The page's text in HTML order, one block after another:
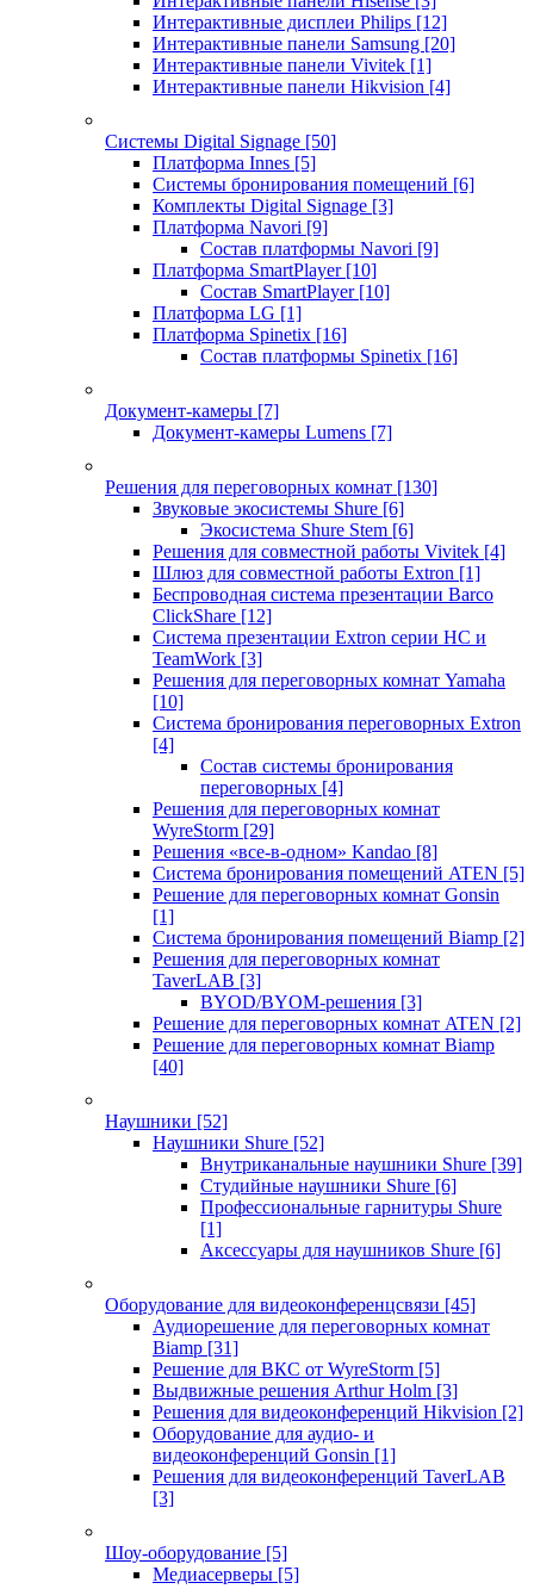
Интерактивные дисплеи Philips [12]
Интерактивные панели Samsung [20]
Интерактивные панели Vivitek [1]
Интерактивные панели Hikvision [4]
Системы Digital Signage [50]
Платформа Innes [5]
Системы бронирования помещений [6]
Комплекты Digital Signage [3]
Платформа Navori [9]
Состав платформы Navori [9]
Платформа SmartPlayer [10]
Состав SmartPlayer [10]
Платформа LG [1]
Платформа Spinetix [16]
Состав платформы Spinetix [16]
Документ-камеры [7]
Документ-камеры Lumens [7]
Решения для переговорных комнат [130]
Звуковые экосистемы Shure [6]
Экосистема Shure Stem [6]
Решения для совместной работы Vivitek [4]
Шлюз для совместной работы Extron [1]
Беспроводная система презентации Barco
ClickShare [12]
Система презентации Extron серии HC и
TeamWork [3]
Решения для переговорных комнат Yamaha
[10]
Система бронирования переговорных Extron
[4]
Состав системы бронирования
переговорных [4]
Решения для переговорных комнат
WyreStorm [29]
Решения «все-в-одном» Kandao [8]
Система бронирования помещений ATEN [5]
Решение для переговорных комнат Gonsin
[1]
Система бронирования помещений Biamp [2]
Решения для переговорных комнат
TaverLAB [3]
BYOD/BYOM-решения [3]
Решение для переговорных комнат ATEN [2]
Решение для переговорных комнат Biamp
[40]
Наушники [52]
Наушники Shure [52]
Внутриканальные наушники Shure [39]
Студийные наушники Shure [6]
Профессиональные гарнитуры Shure
[1]
Аксессуары для наушников Shure [6]
Оборудование для видеоконференцсвязи [45]
Аудиорешение для переговорных комнат
Biamp [31]
Решение для ВКС от WyreStorm [5]
Выдвижные решения Arthur Holm [3]
Решения для видеоконференций Hikvision [2]
Оборудование для аудио- и
видеоконференций Gonsin [1]
Решения для видеоконференций TaverLAB
[3]
Шоу-оборудование [5]
Медиасерверы [5]